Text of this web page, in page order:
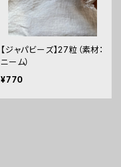
【ジャパビーズ】27粒（素材：
ニーム）
¥770